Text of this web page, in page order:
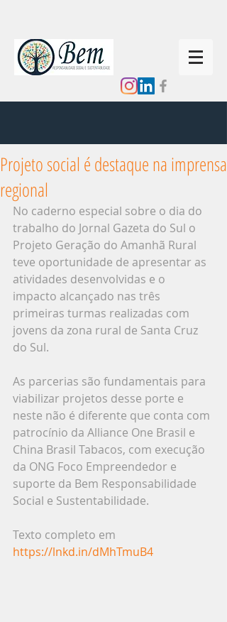
Projeto social é destaque na imprensa
regional
No caderno especial sobre o dia do
trabalho do Jornal Gazeta do Sul o
Projeto Geração do Amanhã Rural
teve oportunidade de apresentar as
atividades desenvolvidas e o
impacto alcançado nas três
primeiras turmas realizadas com
jovens da zona rural de Santa Cruz
do Sul.
As parcerias são fundamentais para
viabilizar projetos desse porte e
neste não é diferente que conta com
patrocínio da Alliance One Brasil e
China Brasil Tabacos, com execução
da ONG Foco Empreendedor e
suporte da Bem Responsabilidade
Social e Sustentabilidade.
Texto completo em
https://lnkd.in/dMhTmuB4